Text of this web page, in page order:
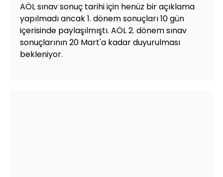
AÖL sınav sonuç tarihi için henüz bir açıklama
yapılmadı ancak 1. dönem sonuçları 10 gün
içerisinde paylaşılmıştı. AÖL 2. dönem sınav
sonuçlarının 20 Mart'a kadar duyurulması
bekleniyor.